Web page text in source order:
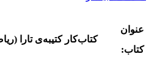
عنوان
کتاب:
کتاب‌کار کتیبه‌ی تارا